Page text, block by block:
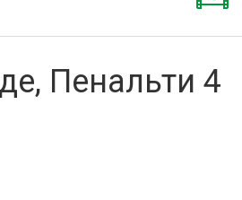
Пенальти 4